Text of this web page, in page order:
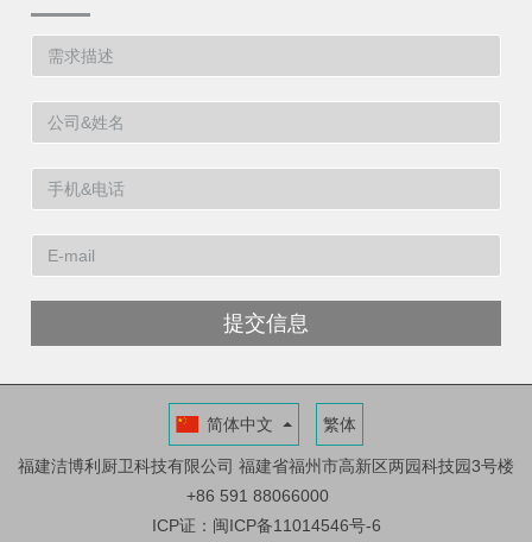
提交信息
简体中文 繁体
福建洁博利厨卫科技有限公司 福建省福州市高新区两园科技园3号楼
+86 591 88066000
ICP证：闽ICP备11014546号-6